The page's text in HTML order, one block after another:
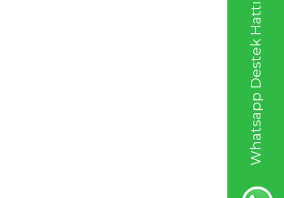
Whatsapp Destek Hattı